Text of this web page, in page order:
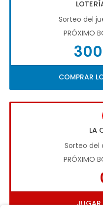
Sorteo del
PRÓXIMO
COMPRAR
LA
Sorteo
PRÓXIMO
JUGAR